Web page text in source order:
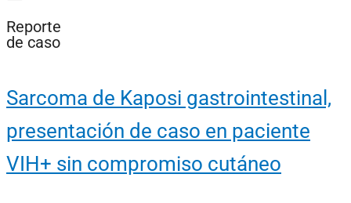
Reporte
de caso
Sarcoma de Kaposi gastrointestinal,
presentación de caso en paciente
VIH+ sin compromiso cutáneo